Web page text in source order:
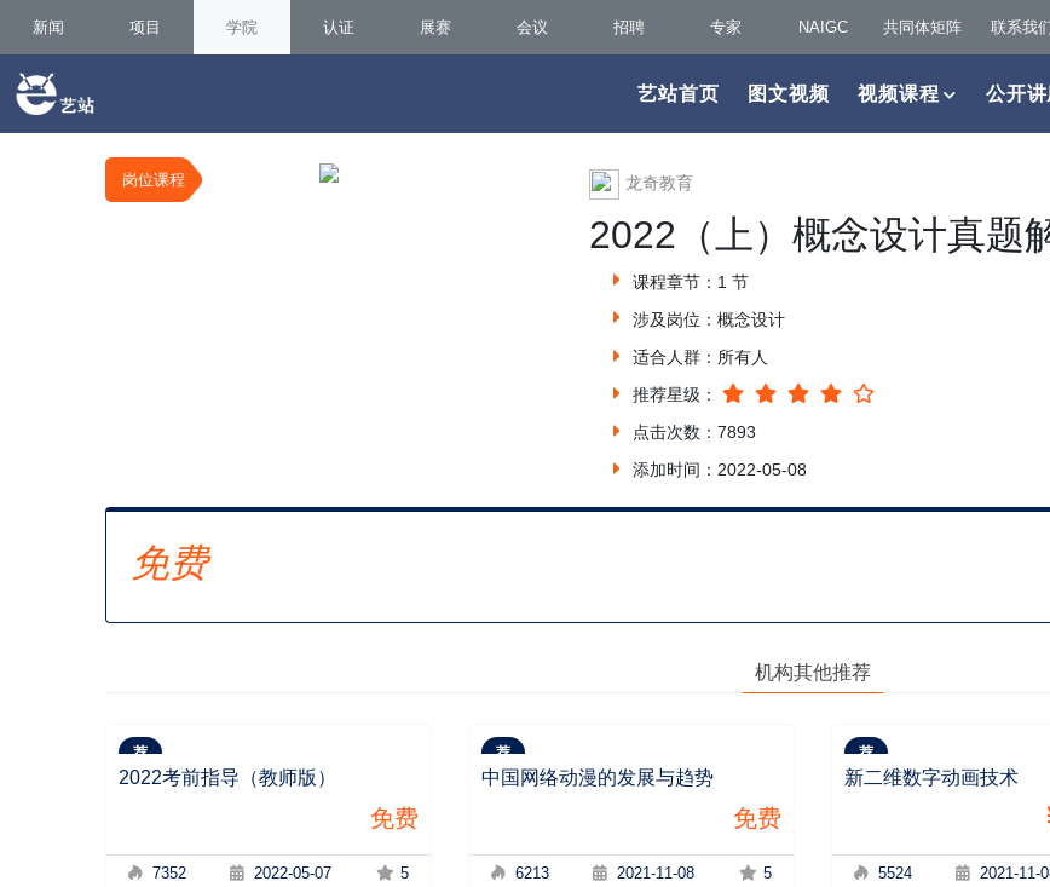
新闻 项目 学院 认证 展赛 会议 招聘 专家 NAIGC 共同体矩阵 联系我
艺站首页 图文视频 视频课程 公开讲
岗位课程 龙奇教育
2022（上）概念设计真题
课程章节：1 节
涉及岗位：概念设计
适合人群：所有人
推荐星级：
点击次数：7893
添加时间：2022-05-08
免费
机构其他推荐
荐
2022考前指导（教师版）
免费
7352 2022-05-07 5
荐
中国网络动漫的发展与趋势
免费
6213 2021-11-08 5
荐
新二维数字动画技术
5524 2021-11-